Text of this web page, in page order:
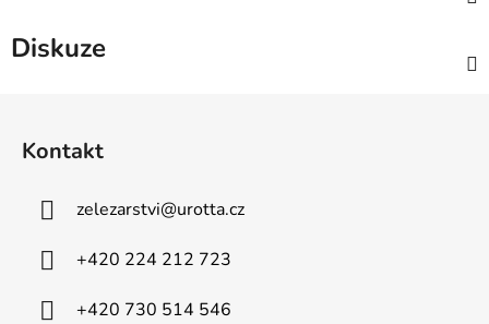
Diskuze
Kontakt
zelezarstvi@urotta.cz
+420 224 212 723
+420 730 514 546